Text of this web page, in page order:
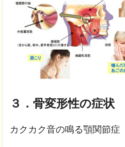
３．骨変形性の症状
カクカク音の鳴る顎関節症